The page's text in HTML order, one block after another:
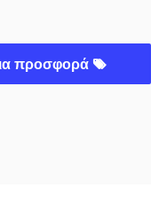
προσφορά